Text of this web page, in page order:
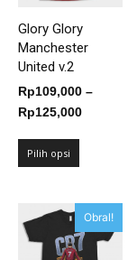
Glory Glory
Manchester
United v.2
Rp109,000 –
Rp125,000Rentang
Pilih opsi
Obral!